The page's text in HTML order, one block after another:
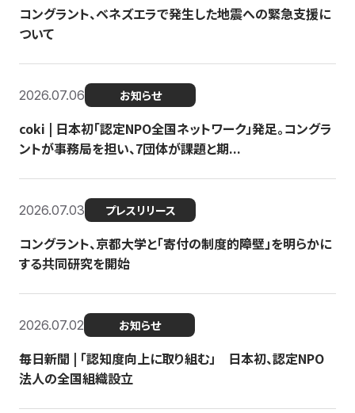
コングラント、ベネズエラで発生した地震への緊急支援に
ついて
2026.07.06 お知らせ
coki | 日本初「認定NPO全国ネットワーク」発足。コングラ
ントが事務局を担い、7団体が課題と期...
2026.07.03 プレスリリース
コングラント、京都大学と「寄付の制度的障壁」を明らかに
する共同研究を開始
2026.07.02 お知らせ
毎日新聞 | 「認知度向上に取り組む」 日本初、認定NPO
法人の全国組織設立